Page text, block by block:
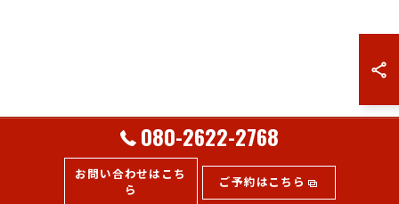
080-2622-2768
お問い合わせはこち
ら
ご予約はこちら